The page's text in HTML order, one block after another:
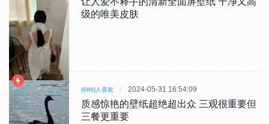
级的唯美皮肤
(686)人喜欢 2024-05-31 16:54:09
质感惊艳的壁纸超绝超出众 三观很重要但
三餐更重要